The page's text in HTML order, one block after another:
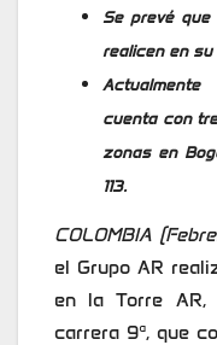
Se prevé que
realicen en su
cuenta con
zonas en
113.
COLOMBIA
el Grupo AR
en la Torre AR,
carrera 9ª, que